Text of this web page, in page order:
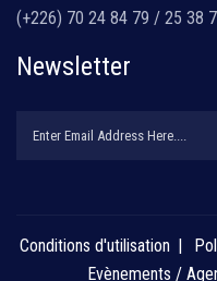
(+226) 70 24 84 79 / 25 38
Newsletter
Conditions d'utilisation
Evènements /